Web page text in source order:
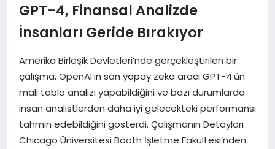
SPOR
TEKNOLOJİ
SAĞLIK
GPT-4, Finansal Analizde
İnsanları Geride Bırakıyor
Amerika Birleşik Devletleri’nde gerçekleştirilen bir
çalışma, OpenAI’ın son yapay zeka aracı GPT-4’ün
mali tablo analizi yapabildiğini ve bazı durumlarda
insan analistlerden daha iyi gelecekteki performansı
tahmin edebildiğini gösterdi. Çalışmanın Detayları
Chicago Üniversitesi Booth İşletme Fakültesi’nden